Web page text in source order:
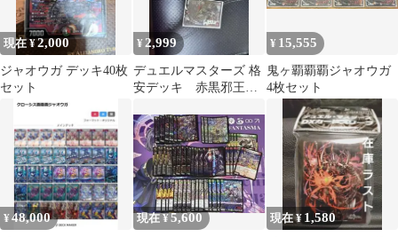
現在 ¥2,000
ジャオウガ デッキ40枚
セット
¥ 2,999
デュエルマスターズ 格
安デッキ 赤黒邪王門
ャオウガ セット
¥ 15,555
鬼ヶ覇覇覇ジャオウガ
4枚セット
¥48,000 現在 ¥5,600 現在 ¥ 1,580